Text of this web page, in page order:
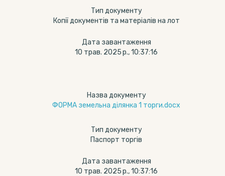
Тип документу
Копії документів та матеріалів на лот
Дата завантаження
10 трав. 2025 р., 10:37:16
Назва документу
ФОРМА земельна ділянка 1 торги.docx
Тип документу
Паспорт торгів
Дата завантаження
10 трав. 2025 р., 10:37:16